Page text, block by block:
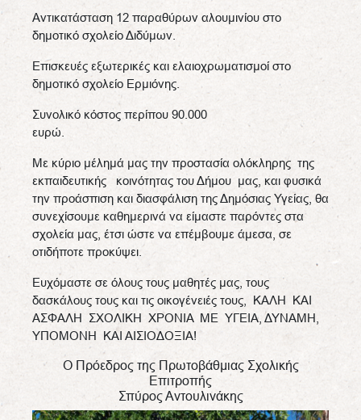
Αντικατάσταση 12 παραθύρων αλουμινίου στο
δημοτικό σχολείο Διδύμων.
Επισκευές εξωτερικές και ελαιοχρωματισμοί στο
δημοτικό σχολείο Ερμιόνης.
Συνολικό κόστος περίπου 90.000
Με κύριο μέλημά μας την προστασία ολόκληρης της
εκπαιδευτικής κοινότητας του Δήμου μας, και φυσικά
την προάσπιση και διασφάλιση της Δημόσιας Υγείας, θα
συνεχίσουμε καθημερινά να είμαστε παρόντες στα
σχολεία μας, έτσι ώστε να επέμβουμε άμεσα, σε
οτιδήποτε προκύψει.
Ευχόμαστε σε όλους τους μαθητές μας, τους
δασκάλους τους και τις οικογένειές τους, ΚΑΛΗ ΚΑΙ
ΑΣΦΑΛΗ ΣΧΟΛΙΚΗ ΧΡΟΝΙΑ ΜΕ ΥΓΕΙΑ, ΔΥΝΑΜΗ,
ΥΠΟΜΟΝΗ ΚΑΙ ΑΙΣΙΟΔΟΞΙΑ!
Ο Πρόεδρος της Πρωτοβάθμιας Σχολικής
Επιτροπής
Σπύρος Αντουλινάκης